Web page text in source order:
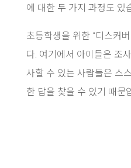
에 대한 두 가지 과정도 있
초등학생을 위한 “디스커
다. 여기에서 아이들은 조
사할 수 있는 사람들은 스
한 답을 찾을 수 있기 때문